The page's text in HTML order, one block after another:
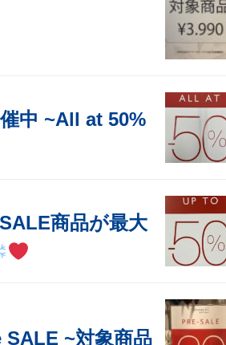
中 ~All at 50%
商品が最大
SALE ~対象商品